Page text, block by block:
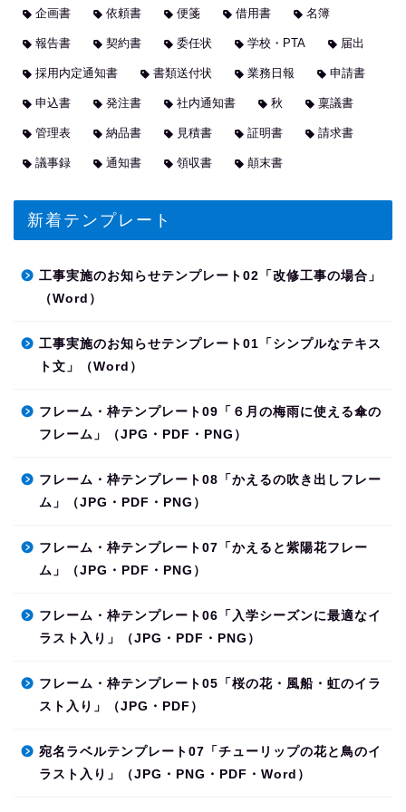
企画書 依頼書 便箋 借用書 名簿
報告書 契約書 委任状 学校・PTA 届出
採用内定通知書 書類送付状 業務日報 申請書
申込書 発注書 社内通知書 秋 稟議書
管理表 納品書 見積書 証明書 請求書
議事録 通知書 領収書 顛末書
新着テンプレート
工事実施のお知らせテンプレート02「改修工事の場合」
（Word）
工事実施のお知らせテンプレート01「シンプルなテキス
ト文」（Word）
フレーム・枠テンプレート09「６月の梅雨に使える傘の
フレーム」（JPG・PDF・PNG）
フレーム・枠テンプレート08「かえるの吹き出しフレー
ム」（JPG・PDF・PNG）
フレーム・枠テンプレート07「かえると紫陽花フレー
ム」（JPG・PDF・PNG）
フレーム・枠テンプレート06「入学シーズンに最適なイ
ラスト入り」（JPG・PDF・PNG）
フレーム・枠テンプレート05「桜の花・風船・虹のイラ
スト入り」（JPG・PDF）
宛名ラベルテンプレート07「チューリップの花と鳥のイ
ラスト入り」（JPG・PNG・PDF・Word）